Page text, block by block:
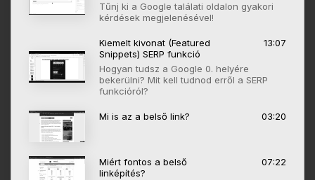
Tűnj ki a Google találati oldalon gyakori
kérdések megjelenésével!
Kiemelt kivonat (Featured
Snippets) SERP funkció
13:07
Hogyan tudsz a Google 0. helyére
bekerülni? Mit kell tudnod erről a SERP
funkcióról?
Mi is az a belső link? 03:20
Miért fontos a belső
linképítés?
07:22